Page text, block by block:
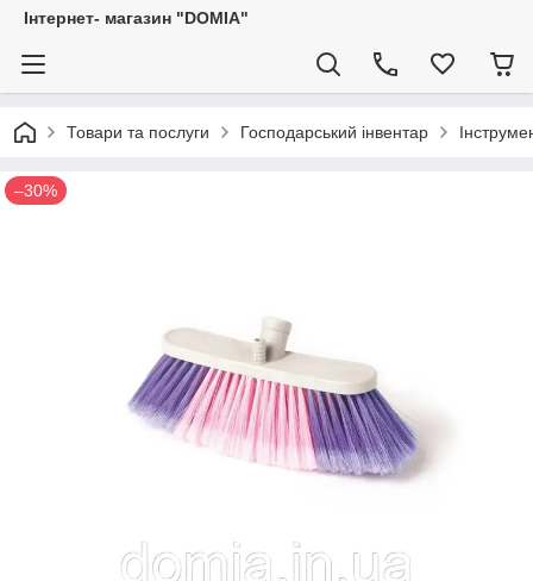
Iнтернет- магазин "DOMIA"
Товари та послуги Господарський інвентар
–30%